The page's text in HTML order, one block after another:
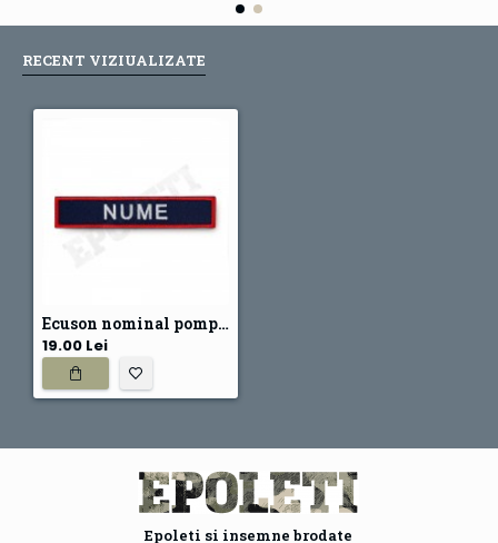
RECENT VIZIUALIZATE
Ecuson nominal pompieri
19.00 Lei
Epoleti si insemne brodate